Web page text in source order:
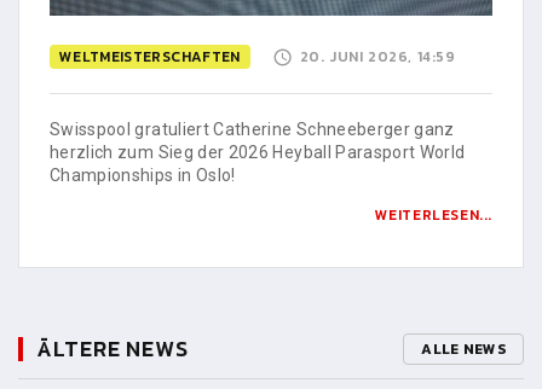
WELTMEISTERSCHAFTEN 20. JUNI 2026, 14:59
Swisspool gratuliert Catherine Schneeberger ganz
herzlich zum Sieg der 2026 Heyball Parasport World
Championships in Oslo!
WEITERLESEN...
ÄLTERE NEWS ALLE NEWS